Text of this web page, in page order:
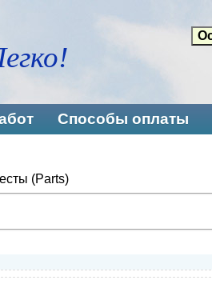
Способы оплаты
(Parts)